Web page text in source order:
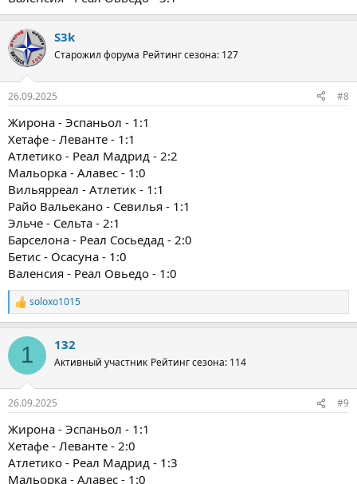
S3k
Старожил форума Рейтинг сезона: 127
26.09.2025 #8
Жирона - Эспаньол - 1:1
Хетафе - Леванте - 1:1
Атлетико - Реал Мадрид - 2:2
Мальорка - Алавес - 1:0
Вильярреал - Атлетик - 1:1
Райо Вальекано - Севилья - 1:1
Эльче - Сельта - 2:1
Барселона - Реал Сосьедад - 2:0
Бетис - Осасуна - 1:0
Валенсия - Реал Овьедо - 1:0
Р
е
к
и
soloxo1015
1 132
Активный участник Рейтинг сезона: 114
26.09.2025 #9
Жирона - Эспаньол - 1:1
Хетафе - Леванте - 2:0
Атлетико - Реал Мадрид - 1:3
Мальорка - Алавес - 1:0